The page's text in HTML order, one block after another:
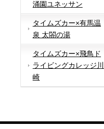
涌園ユネッサン
タイムズカー×有馬温
泉 太閤の湯
タイムズカー×飛鳥ド
ライビングカレッジ川
崎